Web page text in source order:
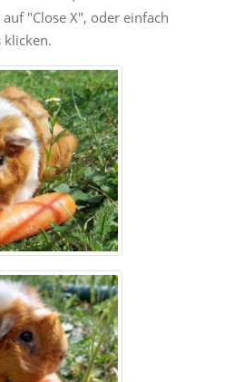
"Close X", oder einfach
klicken.